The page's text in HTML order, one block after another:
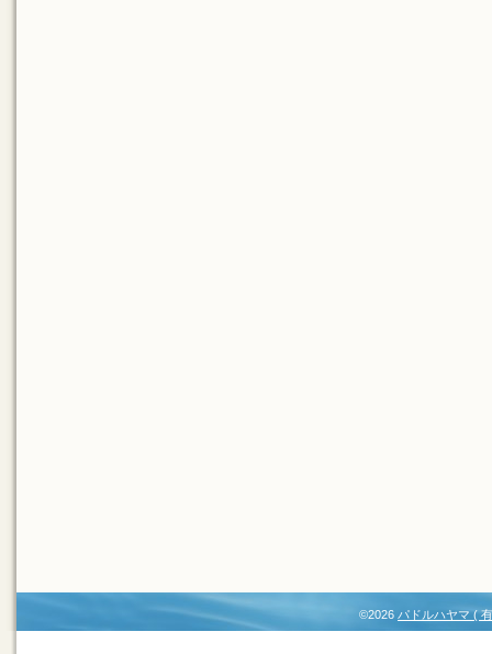
©2026 パドルハヤマ (